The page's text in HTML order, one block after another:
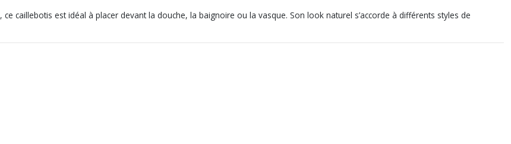
, ce caillebotis est idéal à placer devant la douche, la baignoire ou la vasque. Son look naturel s’accorde à différents styles de